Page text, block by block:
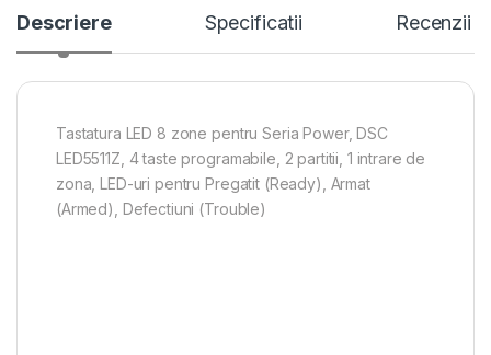
Descriere Specificatii Recenzii
Tastatura LED 8 zone pentru Seria Power, DSC
LED5511Z, 4 taste programabile, 2 partitii, 1 intrare de
zona, LED-uri pentru Pregatit (Ready), Armat
(Armed), Defectiuni (Trouble)